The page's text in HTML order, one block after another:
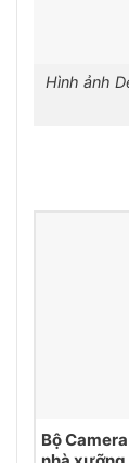
Hình ảnh
Bộ